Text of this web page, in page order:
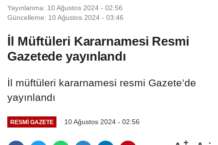
Yayınlanma: 10 Ağustos 2024 - 02:56
Güncelleme: 10 Ağustos 2024 - 03:46
İl Müftüleri Kararnamesi Resmi
Gazetede yayınlandı
İl müftüleri kararnamesi resmi Gazete’de
yayınlandı
RESMİ GAZETE 10 Ağustos 2024 - 02:56